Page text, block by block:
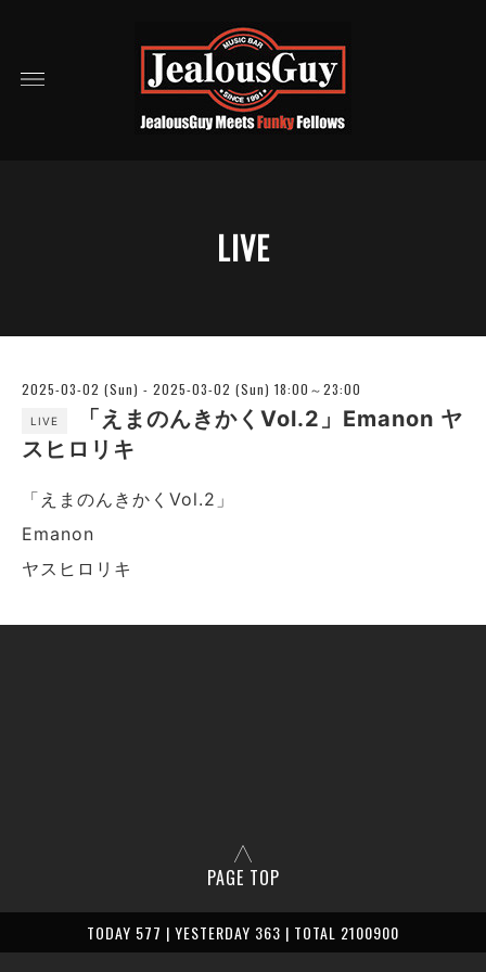
LIVE
2025-03-02 (Sun) - 2025-03-02 (Sun) 18:00～23:00
LIVE
「えまのんきかくVol.2」Emanon ヤ
スヒロリキ
「えまのんきかくVol.2」
Emanon
ヤスヒロリキ
PAGE TOP
TODAY 577 | YESTERDAY 363 | TOTAL 2100900